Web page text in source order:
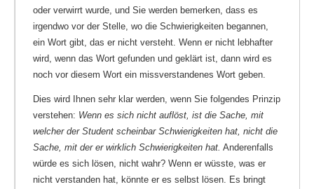
oder verwirrt wurde, und Sie werden bemerken, dass es
irgendwo vor der Stelle, wo die Schwierigkeiten begannen,
ein Wort gibt, das er nicht versteht. Wenn er nicht lebhafter
wird, wenn das Wort gefunden und geklärt ist, dann wird es
noch vor diesem Wort ein missverstandenes Wort geben.
Dies wird Ihnen sehr klar werden, wenn Sie folgendes Prinzip
verstehen: Wenn es sich nicht auflöst, ist die Sache, mit
welcher der Student scheinbar Schwierigkeiten hat, nicht die
Sache, mit der er wirklich Schwierigkeiten hat. Anderenfalls
würde es sich lösen, nicht wahr? Wenn er wüsste, was er
nicht verstanden hat, könnte er es selbst lösen. Es bringt